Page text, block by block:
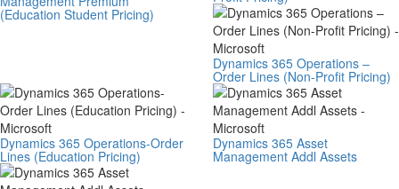
(Education Student Pricing)
Dynamics 365 Operations –
Order Lines (Non-Profit Pricing)
Dynamics 365 Operations-Order
Lines (Education Pricing)
Dynamics 365 Asset
Management Addl Assets